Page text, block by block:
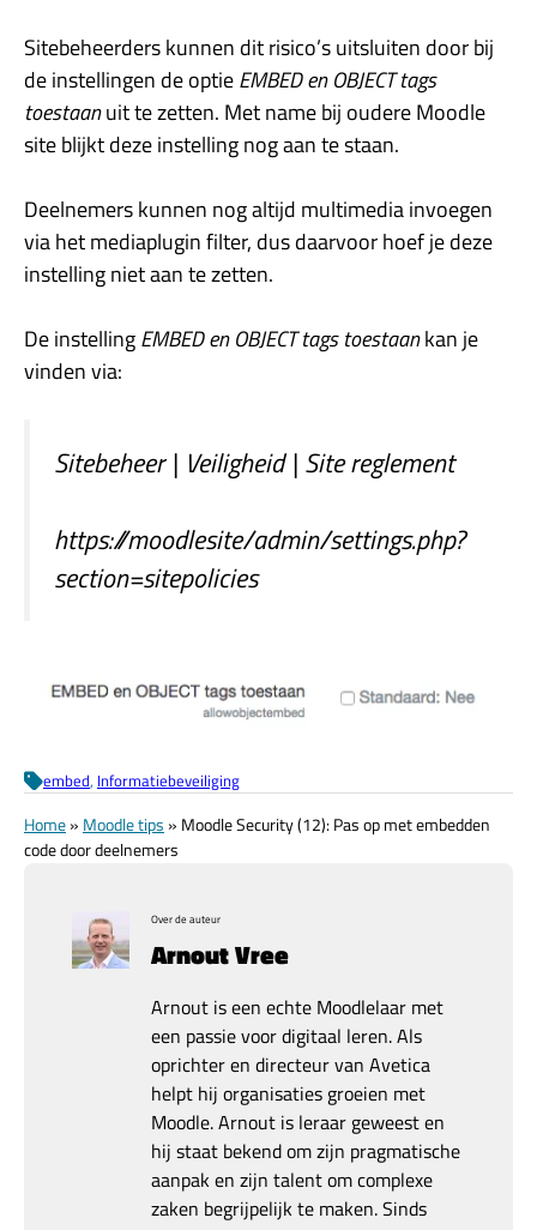
Sitebeheerders kunnen dit risico’s uitsluiten door bij
de instellingen de optieEMBED en OBJECT tags
toestaanuit te zetten. Met name bij oudere Moodle
site blijkt deze instelling nog aan te staan.
Deelnemers kunnen nog altijd multimedia invoegen
via het mediaplugin filter, dus daarvoor hoef je deze
instelling niet aan te zetten.
De instellingEMBED en OBJECT tags toestaankan je
vinden via:
Sitebeheer | Veiligheid | Site reglement
https://moodlesite/admin/settings.php?
section=sitepolicies
embed, Informatiebeveiliging
Home» Moodle tips » Moodle Security (12): Pas op met embedden
code door deelnemers
Over de auteur
Arnout Vree
Arnout is een echte Moodlelaar met
een passie voor digitaal leren. Als
oprichter en directeur van Avetica
helpt hij organisaties groeien met
Moodle. Arnout is leraar geweest en
hij staat bekend om zijn pragmatische
aanpak en zijn talent om complexe
zaken begrijpelijk te maken. Sinds